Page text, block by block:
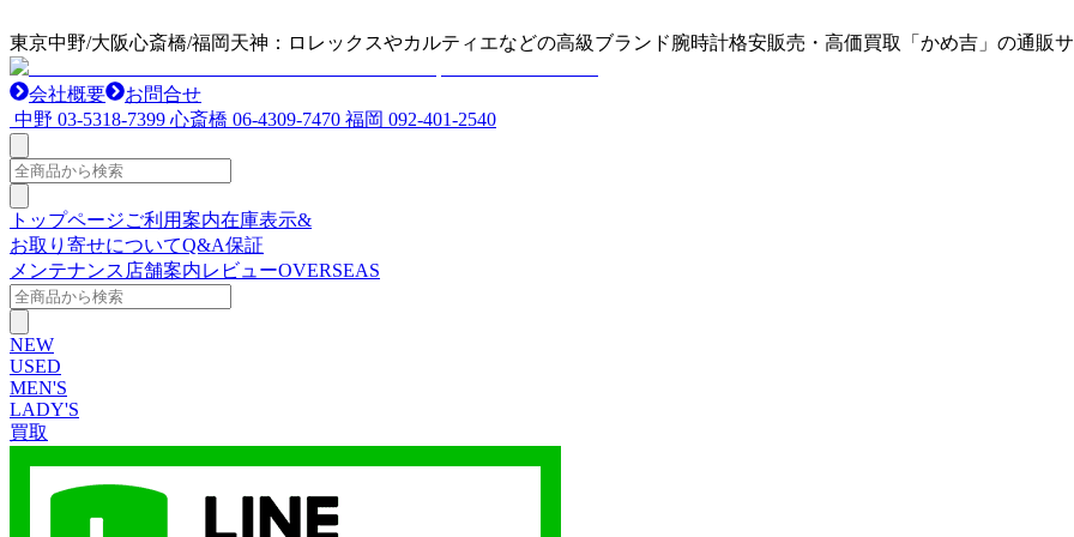
東京中野/大阪心斎橋/福岡天神：ロレックスやカルティエなどの高級ブランド腕時計格安販売・高価買取「かめ吉」の通販
会社概要
お問合せ
中野 03-5318-7399 心斎橋 06-4309-7470 福岡 092-401-2540
トップページご利用案内在庫表示&
お取り寄せについてQ&A保証
メンテナンス 店舗案内レビューOVERSEAS
NEW
USED
MEN'S
LADY'S
買取